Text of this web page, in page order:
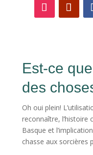
Est-ce
des
Oh oui plein!
reconnaître, l’histoire
Basque et
chasse aux sorcières